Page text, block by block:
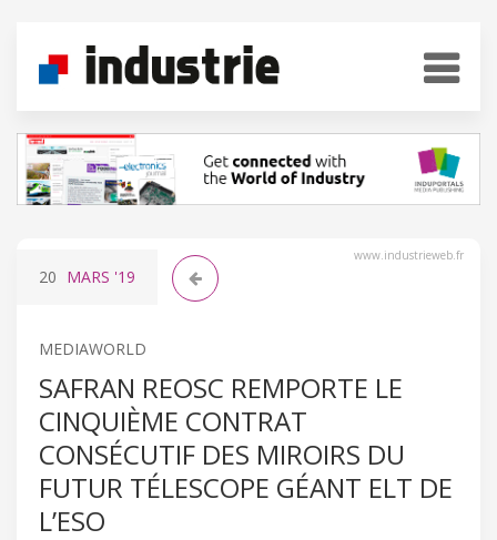
www.industrieweb.fr
20 MARS '19
MEDIAWORLD
SAFRAN REOSC REMPORTE LE
CINQUIÈME CONTRAT
CONSÉCUTIF DES MIROIRS DU
FUTUR TÉLESCOPE GÉANT ELT DE
L’ESO